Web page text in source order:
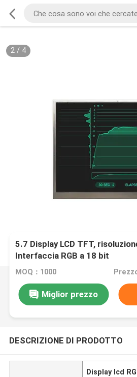
2/ 4
5.7 Display LCD TFT,
Interfaccia RGB a 18 bit
MOQ：1000
Miglior prezzo
DESCRIZIONE DI PRODOTTO
Display lcd